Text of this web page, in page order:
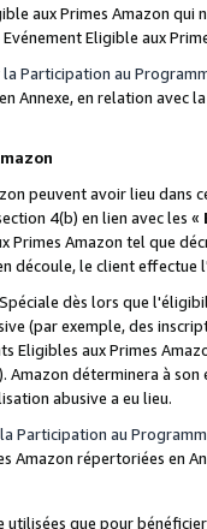
aux Primes Amazon qui
Eligible aux
Participation au
Annexe, en relation avec
peuvent avoir lieu dans
4(b) en lien avec les «
Primes Amazon tel que
découle, le client
dès lors que
(par exemple, des
Eligibles aux Primes
Amazon déterminera à
abusive a eu lieu.
Participation au
Amazon répertoriées en
que pour